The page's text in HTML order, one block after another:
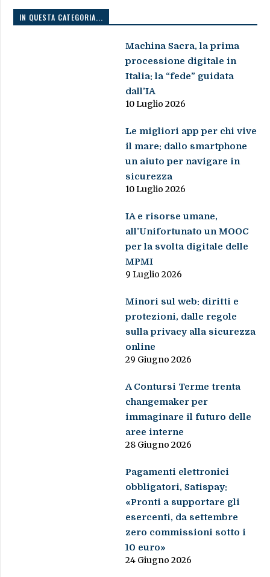
IN QUESTA CATEGORIA...
Machina Sacra, la prima
processione digitale in
Italia: la “fede” guidata
dall’IA
10 Luglio 2026
Le migliori app per chi vive
il mare: dallo smartphone
un aiuto per navigare in
sicurezza
10 Luglio 2026
IA e risorse umane,
all’Unifortunato un MOOC
per la svolta digitale delle
MPMI
9 Luglio 2026
Minori sul web: diritti e
protezioni, dalle regole
sulla privacy alla sicurezza
online
29 Giugno 2026
A Contursi Terme trenta
changemaker per
immaginare il futuro delle
aree interne
28 Giugno 2026
Pagamenti elettronici
obbligatori, Satispay:
«Pronti a supportare gli
esercenti, da settembre
zero commissioni sotto i
10 euro»
24 Giugno 2026